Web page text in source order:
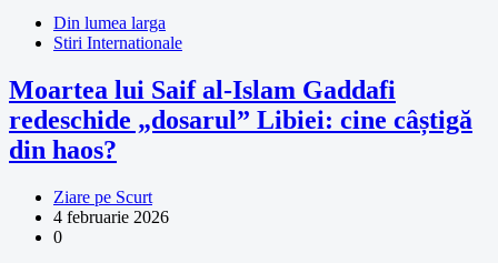
Din lumea larga
Stiri Internationale
Moartea lui Saif al-Islam Gaddafi
redeschide „dosarul” Libiei: cine câștigă
din haos?
Ziare pe Scurt
4 februarie 2026
0